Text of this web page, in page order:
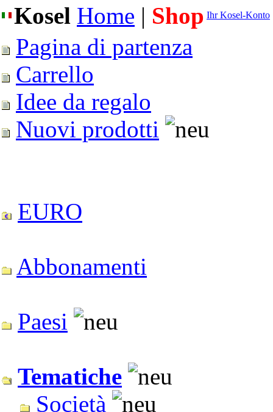
Kosel Home | Shop Ihr Kosel-Konto
Pagina di partenza
Carrello
Idee da regalo
Nuovi prodotti
EURO
Abbonamenti
Paesi
Tematiche
Società